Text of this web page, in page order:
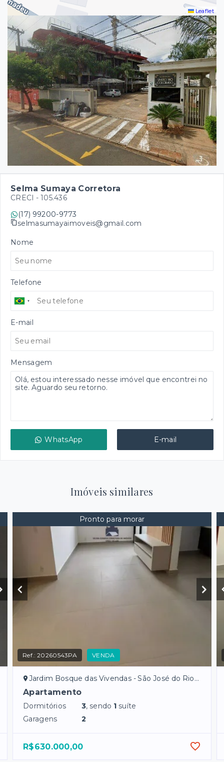
Leaflet
Selma Sumaya Corretora
CRECI - 105.436
(17) 99200-9773
selmasumayaimoveis@gmail.com
Nome
Telefone
E-mail
Mensagem
WhatsApp E-mail
Imóveis similares
Pronto para morar
Ref.:20260543PA VENDA
Jardim Bosque das Vivendas - São José do Rio Preto/SP
Apartamento
Dormitórios 3, sendo 1 suíte
Garagens
2
R$630.000,00